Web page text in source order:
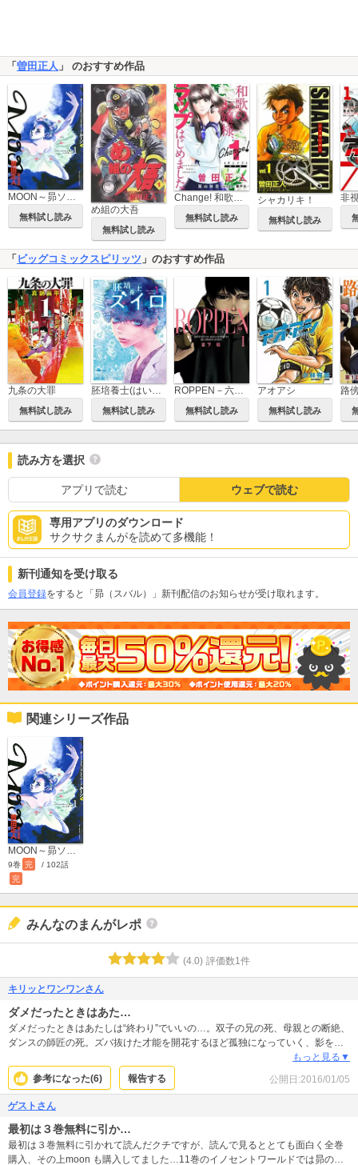
「 曽田正人 」 のおすすめ作品
MOON～昴ソリチュードスタンディング～
無料試し読み
め組の大吾
無料試し読み
Change! 和歌のお嬢様、ラップはじめました。
無料試し読み
シャカリキ！
無料試し読み
「 ビッグコミックスピリッツ 」のおすすめ作品
九条の大罪
無料試し読み
胚培養士(はいばいようし)ミズイロ～不妊治療のスペシャリスト～
無料試し読み
ROPPEN－六篇－
無料試し読み
アオアシ
無料試し読み
読み方を選択
アプリで読む ウェブで読む
専用アプリのダウンロード
サクサクまんがを読めて多機能！
新刊通知を受け取る
会員登録をすると「昴（スバル）」新刊配信のお知らせが受け取れます。
関連シリーズ作品
9巻 完
/ 102話
完
みんなのまんがレポ
(4.0) 評価数1 件
キリッとワンワンさん
ダメだったときはあた…
ダメだったときはあたしは“終わり”でいいの…。双子の兄の死、母親との断絶、
ダンスの師匠の死。ズバ抜けた才能を開花するほど孤独になっていく、影を背
負ったダンサー宮本すばる。天才的なテクニックを身につけてはいても、ダン
スとは、生きるとは、人と触れ合うとは…？知らないことを知って行く、すば
るのダンス人生の序章です。最終巻はまるで打ち切りのようでショッキングで
したが、続編で人としてダンサーとして更に試されていく姿を見ることができ
ます。
もっと見る▼
参考になった(6) 報告する 公開日:2016/01/05
ゲストさん
最初は３巻無料に引か…
最初は３巻無料に引かれて読んだクチですが、読んで見るととても面白く全巻
購入、その上moon も購入してました…11巻のイノセントワールドでは昴の恋